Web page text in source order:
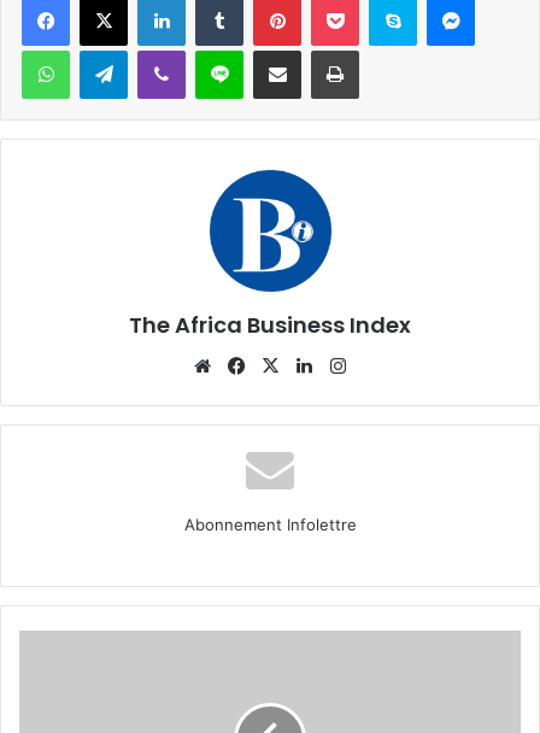
WhatsAppTelegramViber Ligne Partager par email Imprimer
The Africa Business Index
WebsiteFacebook
X Linkedin
Abonnement Infolettre